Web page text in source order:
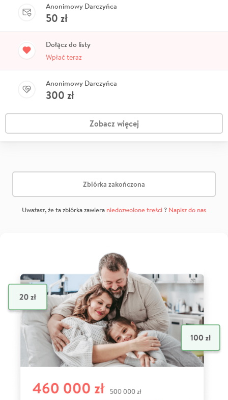
Anonimowy Darczyńca
50 zł
Dołącz do listy
Wpłać teraz
Anonimowy Darczyńca
300 zł
Zobacz więcej
Zbiórka zakończona
Uważasz, że ta zbiórka zawiera niedozwolone treści? Napisz do nas